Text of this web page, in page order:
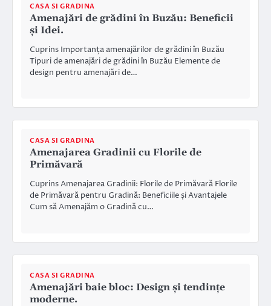
CASA SI GRADINA
Amenajări de grădini în Buzău: Beneficii
și Idei.
Cuprins Importanța amenajărilor de grădini în Buzău
Tipuri de amenajări de grădini în Buzău Elemente de
design pentru amenajări de…
CASA SI GRADINA
Amenajarea Gradinii cu Florile de
Primăvară
Cuprins Amenajarea Gradinii: Florile de Primăvară Florile
de Primăvară pentru Gradină: Beneficiile și Avantajele
Cum să Amenajăm o Gradină cu…
CASA SI GRADINA
Amenajări baie bloc: Design și tendințe
moderne.